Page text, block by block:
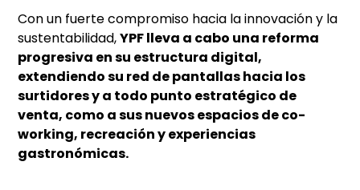
Con un fuerte compromiso hacia la innovación y la
sustentabilidad,YPF lleva a cabo una reforma
progresiva en su estructura digital,
extendiendo su red de pantallas hacia los
surtidores y a todo punto estratégico de
venta, como a sus nuevos espacios de co-
working, recreación y experiencias
gastronómicas.